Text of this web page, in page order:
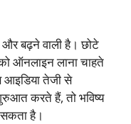
बढ़ने वाली है। छोटे
ऑनलाइन लाना चाहते
तेजी से
करते हैं, तो भविष्य
है।